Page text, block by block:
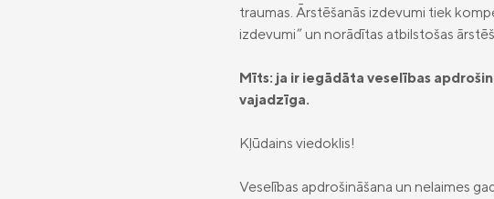
traumas. Ārstēšanās izdevumi tiek
izdevumi” un norādītas atbilstošas
Mīts: ja ir iegādāta veselības
vajadzīga.
Kļūdains viedoklis!
Veselības apdrošināšana un nelaimes